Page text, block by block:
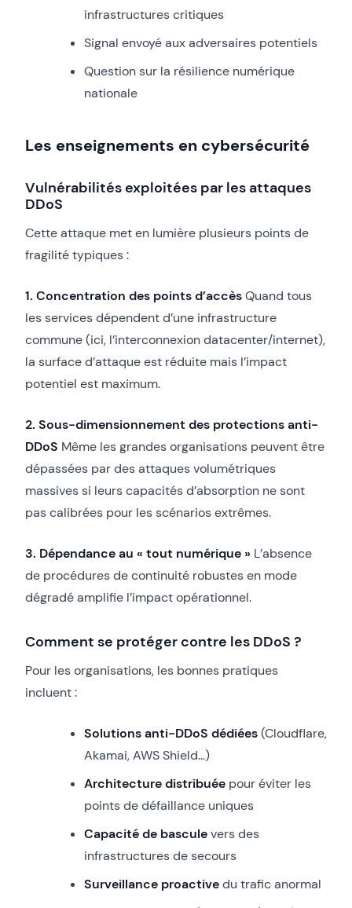
infrastructures critiques
Signal envoyé aux adversaires potentiels
Question sur la résilience numérique
nationale
Les enseignements en cybersécurité
Vulnérabilités exploitées par les attaques
DDoS
Cette attaque met en lumière plusieurs points de
fragilité typiques :
1. Concentration des points d’accèsQuand tous
les services dépendent d’une infrastructure
commune (ici, l’interconnexion datacenter/internet),
la surface d’attaque est réduite mais l’impact
potentiel est maximum.
2. Sous-dimensionnement des protections anti-
DDoS Même les grandes organisations peuvent être
dépassées par des attaques volumétriques
massives si leurs capacités d’absorption ne sont
pas calibrées pour les scénarios extrêmes.
3. Dépendance au « tout numérique » L’absence
de procédures de continuité robustes en mode
dégradé amplifie l’impact opérationnel.
Comment se protéger contre les DDoS ?
Pour les organisations, les bonnes pratiques
incluent :
Solutions anti-DDoS dédiées(Cloudflare,
Akamai, AWS Shield…)
Architecture distribuée pour éviter les
points de défaillance uniques
Capacité de basculevers des
infrastructures de secours
Surveillance proactivedu trafic anormal